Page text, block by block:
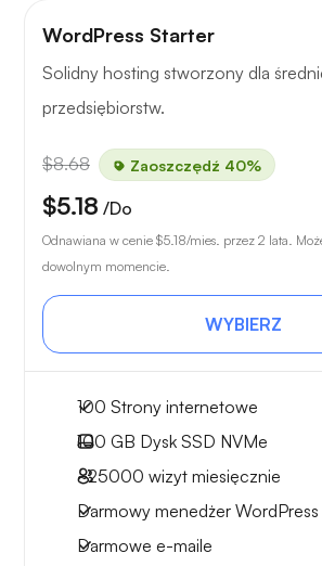
WordPress Starter
Solidny hosting stworzony dla
przedsiębiorstw.
$8.68 Zaoszczędź 40%
$5.18 /Do
Odnawiana w cenie $5.18/mies. przez 2 lata.
dowolnym momencie.
WYBIERZ
100 Strony internetowe
100 GB Dysk SSD NVMe
~25000 wizyt miesięcznie
Darmowy menedżer WordPress
Darmowe e-maile